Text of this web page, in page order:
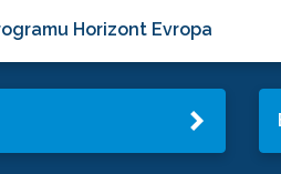
Horizont Evropa